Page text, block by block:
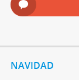
NAVIDAD